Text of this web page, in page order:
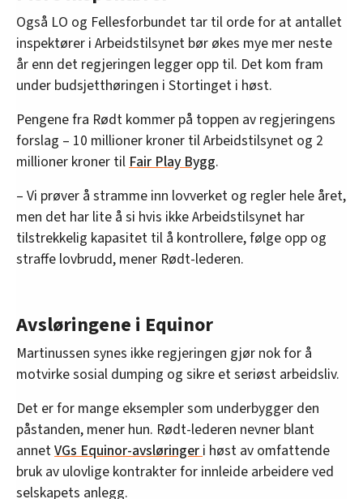
Også LO og Fellesforbundet tar til orde for at antallet
inspektører i Arbeidstilsynet bør økes mye mer neste
år enn det regjeringen legger opp til. Det kom fram
under budsjetthøringen i Stortinget i høst.
Pengene fra Rødt kommer på toppen av regjeringens
forslag – 10 millioner kroner til Arbeidstilsynet og 2
millioner kroner tilFair Play Bygg.
– Vi prøver å stramme inn lovverket og regler hele året,
men det har lite å si hvis ikke Arbeidstilsynet har
tilstrekkelig kapasitet til å kontrollere, følge opp og
straffe lovbrudd, mener Rødt-lederen.
Avsløringene i Equinor
Martinussen synes ikke regjeringen gjør nok for å
motvirke sosial dumping og sikre et seriøst arbeidsliv.
Det er for mange eksempler som underbygger den
påstanden, mener hun. Rødt-lederen nevner blant
annetVGs Equinor-avsløringeri høst av omfattende
bruk av ulovlige kontrakter for innleide arbeidere ved
selskapets anlegg.